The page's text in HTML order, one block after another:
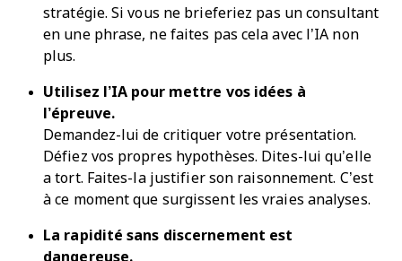
stratégie. Si vous ne brieferiez pas un consultant
en une phrase, ne faites pas cela avec l’IA non
plus.
Utilisez l’IA pour mettre vos idées à
l’épreuve.
Demandez-lui de critiquer votre présentation.
Défiez vos propres hypothèses. Dites-lui qu’elle
a tort. Faites-la justifier son raisonnement. C’est
à ce moment que surgissent les vraies analyses.
La rapidité sans discernement est
dangereuse.